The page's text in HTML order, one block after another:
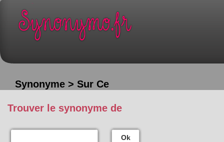
Synonyme > Sur Ce
Trouver le synonyme de
Ok